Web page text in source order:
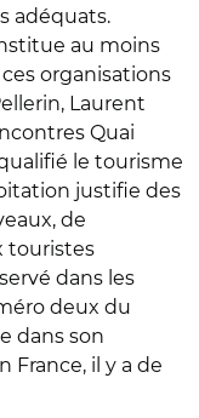
adéquats.
au moins
organisations
Laurent
Quai
le tourisme
justifie des
de
touristes
dans les
deux du
dans son
France, il y a de